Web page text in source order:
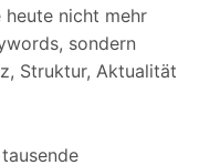
heute nicht mehr
sondern
Struktur, Aktualität